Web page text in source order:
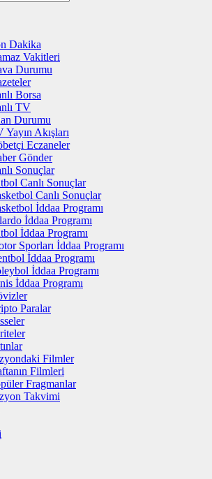
Dakika
Vakitleri
Durumu
Borsa
TV
Durumu
Yayın Akışları
Eczaneler
Gönder
Sonuçlar
Canlı Sonuçlar
Canlı Sonuçlar
İddaa Programı
İddaa Programı
İddaa Programı
Sporları İddaa Programı
İddaa Programı
İddaa Programı
İddaa Programı
Paralar
Filmler
Filmleri
Fragmanlar
Takvimi